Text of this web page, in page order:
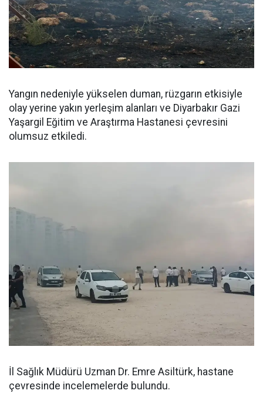
Yangın nedeniyle yükselen duman, rüzgarın etkisiyle
olay yerine yakın yerleşim alanları ve Diyarbakır Gazi
Yaşargil Eğitim ve Araştırma Hastanesi çevresini
olumsuz etkiledi.
İl Sağlık Müdürü Uzman Dr. Emre Asiltürk, hastane
çevresinde incelemelerde bulundu.